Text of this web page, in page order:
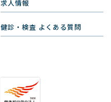
求人情報
健診・検査 よくある質問